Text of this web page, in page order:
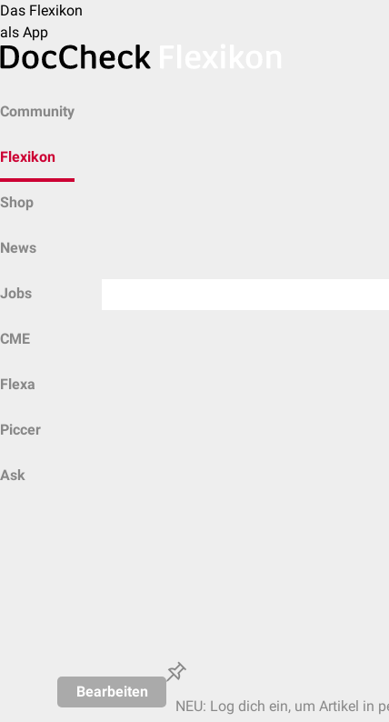
Das Flexikon
als App
Community
Flexikon
Shop
News
Jobs
CME
Flexa
Piccer
Ask
Bearbeiten
NEU: Log dich ein, um Artikel in